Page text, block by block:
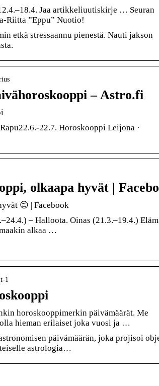
Jaa artikkeliuutiskirje … Seuran
Riitta ”Eppu” Nuotio!
etkä stressaannu pienestä. Nauti jakson
– Astro.fi
22.7. Horoskooppi Leijona ·
olkaapa hyvät |
😊 | Facebook
– Halloota. Oinas (21.3.–19.4.)
alkaa …
1
horoskooppimerkin päivämäärät. Me
hieman erilaiset joka vuosi ja …
päivämäärän, joka projisoi
astrologia…